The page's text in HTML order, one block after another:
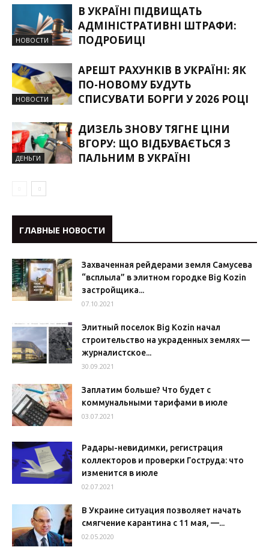
НОВОСТИ
В УКРАЇНІ ПІДВИЩАТЬ
АДМІНІСТРАТИВНІ ШТРАФИ:
ПОДРОБИЦІ
НОВОСТИ
АРЕШТ РАХУНКІВ В УКРАЇНІ: ЯК
ПО-НОВОМУ БУДУТЬ
СПИСУВАТИ БОРГИ У 2026 РОЦІ
ДЕНЬГИ
ДИЗЕЛЬ ЗНОВУ ТЯГНЕ ЦІНИ
ВГОРУ: ЩО ВІДБУВАЄТЬСЯ З
ПАЛЬНИМ В УКРАЇНІ
ГЛАВНЫЕ НОВОСТИ
Захваченная рейдерами земля Самусева
“всплыла” в элитном городке Big Kozin
застройщика...
07.10.2021
Элитный поселок Big Kozin начал
строительство на украденных землях —
журналистское...
30.09.2021
Заплатим больше? Что будет с
коммунальными тарифами в июле
03.07.2021
Радары-невидимки, регистрация
коллекторов и проверки Гоструда: что
изменится в июле
02.07.2021
В Украине ситуация позволяет начать
смягчение карантина с 11 мая, —...
02.05.2020